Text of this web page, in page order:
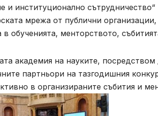
и институционално
мрежа от публични
в обученията, менторството,
академия на науките,
партньори на тазгодишния
в организираните събития и